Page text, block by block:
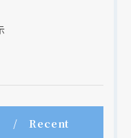
Recent